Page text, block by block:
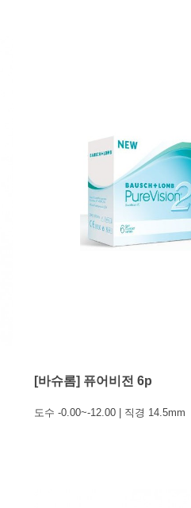
[바슈롬] 퓨어비전 6p
도수 -0.00~-12.00 | 직경 14.5mm